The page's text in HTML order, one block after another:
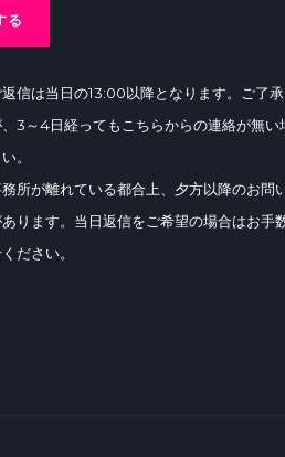
る
返信は当日の13:00以降となります。ご了
3～4日経ってもこちらからの連絡が無
。
所が離れている都合上、夕方以降のお問
ります。当日返信をご希望の場合はお手
ださい。